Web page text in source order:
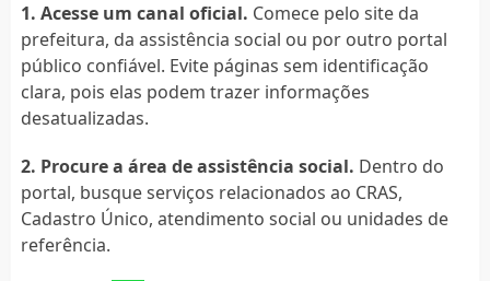
1. Acesse um canal oficial. Comece pelo site da
prefeitura, da assistência social ou por outro portal
público confiável. Evite páginas sem identificação
clara, pois elas podem trazer informações
desatualizadas.
2. Procure a área de assistência social. Dentro do
portal, busque serviços relacionados ao CRAS,
Cadastro Único, atendimento social ou unidades de
referência.